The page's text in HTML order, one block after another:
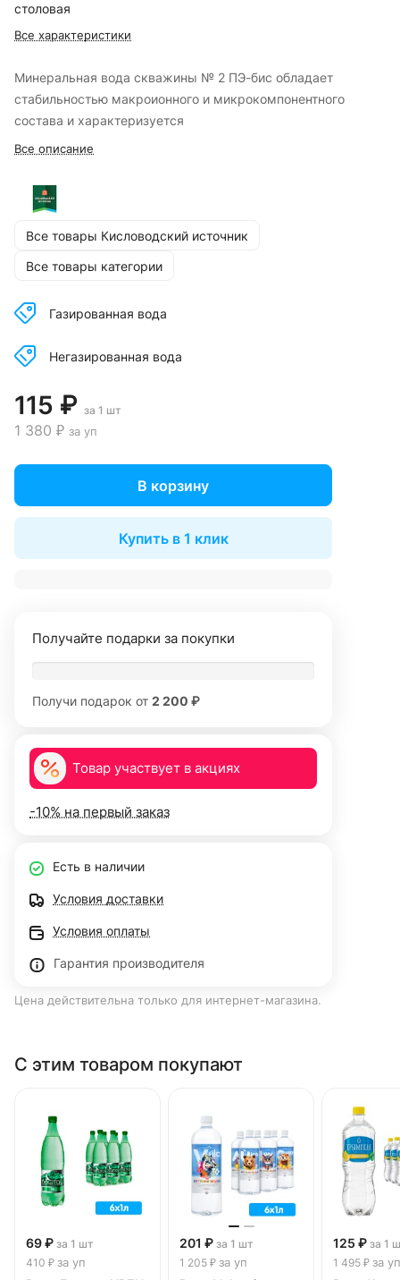
столовая
Все характеристики
Минеральная вода скважины № 2 ПЭ-бис обладает
стабильностью макроионного и микрокомпонентного
состава и характеризуется
Все описание
Все товары Кисловодский источник
Все товары категории
Газированная вода
Негазированная вода
115 ₽ за 1 шт
1 380 ₽ за уп
В корзину
Купить в 1 клик
Получайте подарки за покупки
Получи подарок от 2 200 ₽
Товар участвует в акциях
-10% на первый заказ
Есть в наличии
Условия доставки
Условия оплаты
Гарантия производителя
Цена действительна только для интернет-магазина.
С этим товаром покупают
69 ₽ за 1 шт
410 ₽ за уп
201 ₽ за 1 шт
1 205 ₽ за уп
125 ₽ за 1
1 495 ₽ за уп